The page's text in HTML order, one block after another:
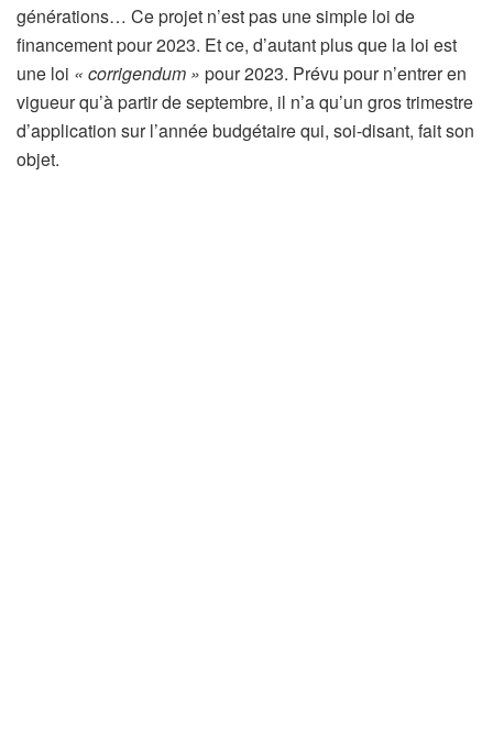
générations… Ce projet n’est pas une simple loi de
financement pour 2023. Et ce, d’autant plus que la loi est
une loi « corrigendum » pour 2023. Prévu pour n’entrer en
vigueur qu’à partir de septembre, il n’a qu’un gros trimestre
d’application sur l’année budgétaire qui, soi-disant, fait son
objet.